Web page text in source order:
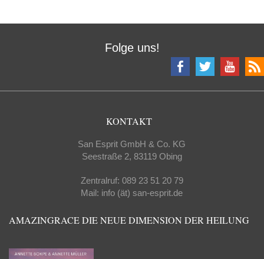
Folge uns!
KONTAKT
San Esprit GmbH & Co. KG
Seestraße 2, 83119 Obing
Zentralruf: 089 23 51 20 79
Mail: info (ät) san-esprit.de
AMAZINGRACE DIE NEUE DIMENSION DER HEILUNG